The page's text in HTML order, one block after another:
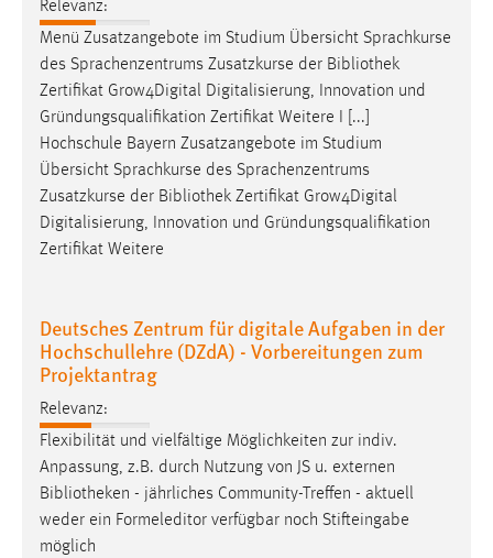
Relevanz:
Menü Zusatzangebote im Studium Übersicht Sprachkurse
des Sprachenzentrums Zusatzkurse der Bibliothek
Zertifikat Grow4Digital Digitalisierung, Innovation und
Gründungsqualifikation Zertifikat Weitere I [...]
Hochschule Bayern Zusatzangebote im Studium
Übersicht Sprachkurse des Sprachenzentrums
Zusatzkurse der Bibliothek Zertifikat Grow4Digital
Digitalisierung, Innovation und Gründungsqualifikation
Zertifikat Weitere
Deutsches Zentrum für digitale Aufgaben in der
Hochschullehre (DZdA) - Vorbereitungen zum
Projektantrag
Relevanz:
Flexibilität und vielfältige Möglichkeiten zur indiv.
Anpassung, z.B. durch Nutzung von JS u. externen
Bibliotheken - jährliches Community-Treffen - aktuell
weder ein Formeleditor verfügbar noch Stifteingabe
möglich
EXTERNE MEDIEN
Um Inhalte von Videoplattformen und Social Media
Plattformen anzeigen zu können, werden von diesen
externen Medien Cookies gesetzt.
YouTube
Vimeo